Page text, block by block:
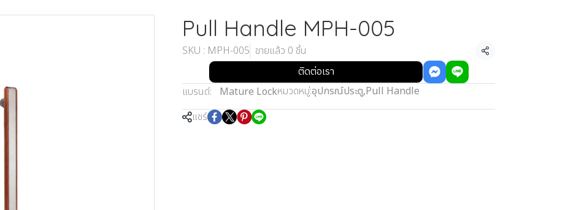
Pull Handle MPH-005
SKU : MPH-005 ขายแล้ว 0 ชิ้น
แชร์
ติดต่อเรา
แบรนด์: Mature Lockหมวดหมู่:อุปกรณ์ประตู,Pull Handle
แชร์